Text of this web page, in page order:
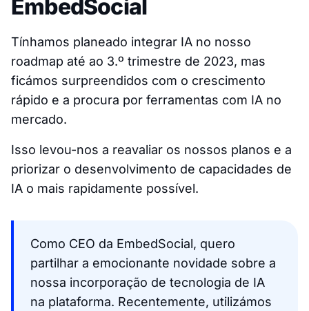
EmbedSocial
Tínhamos planeado integrar IA no nosso
roadmap até ao 3.º trimestre de 2023, mas
ficámos surpreendidos com o crescimento
rápido e a procura por ferramentas com IA no
mercado.
Isso levou-nos a reavaliar os nossos planos e a
priorizar o desenvolvimento de capacidades de
IA o mais rapidamente possível.
Como CEO da EmbedSocial, quero
partilhar a emocionante novidade sobre a
nossa incorporação de tecnologia de IA
na plataforma. Recentemente, utilizámos